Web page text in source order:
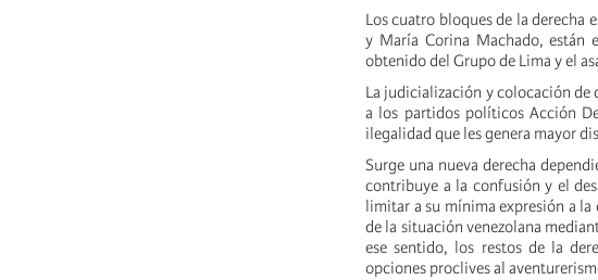
Los cuatro bloques de la derecha
y María Corina Machado, están
obtenido del Grupo de Lima y el
La judicialización y colocación de
a los partidos políticos Acción
ilegalidad que les genera mayor
Surge una nueva derecha
contribuye a la confusión y el
limitar a su mínima expresión a
de la situación venezolana
ese sentido, los restos de la
opciones proclives al